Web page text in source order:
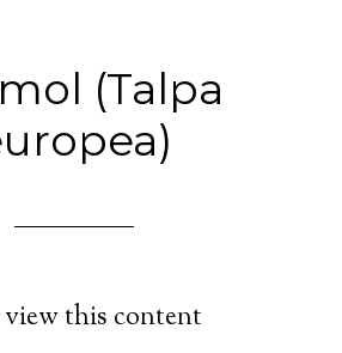
(Talpa
view this content